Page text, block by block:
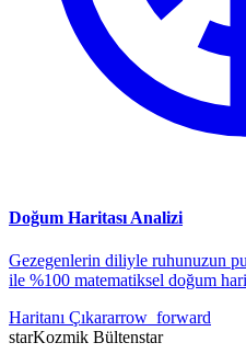
Doğum Haritası Analizi
Gezegenlerin diliyle ruhunuzun
ile %100 matematiksel doğum
Haritanı Çıkararrow_forward
starKozmik Bültenstar